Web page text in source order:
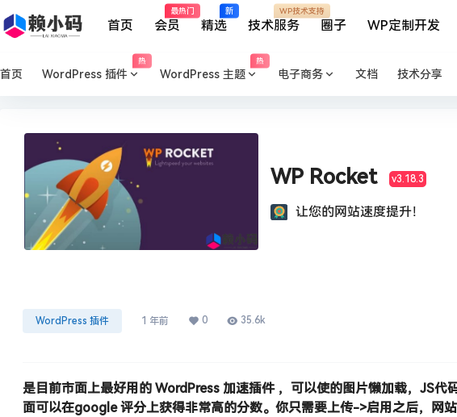
首页 会员
最热门
精选
新
技术服务
WP技术支持
圈子 WP定制开发
首页 WordPress 插件
热
WordPress 主题
热
电子商务 文档 技术分享
WP Rocket v3.18.3
让您的网站速度提升！
WordPress 插件 1 年前 0 35.6k
是目前市面上最好用的 WordPress 加速插件 ，可以使的图片懒加载，JS
面可以在google 评分上获得非常高的分数。你只需要上传->启用之后，网